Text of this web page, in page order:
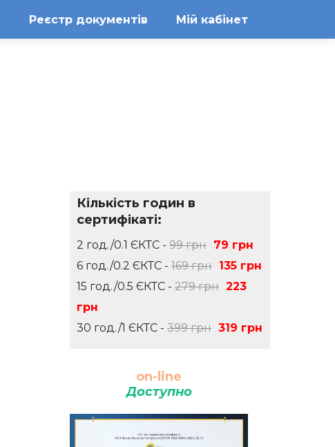
Реєстр документів Мій кабінет
Кількість годин в
сертифікаті:
2 год./0.1 ЄКТС - 99 грн 79 грн
6 год./0.2 ЄКТС - 169 грн 135 грн
15 год./0.5 ЄКТС - 279 грн 223
грн
30 год./1 ЄКТС - 399 грн 319 грн
on-line
Доступно